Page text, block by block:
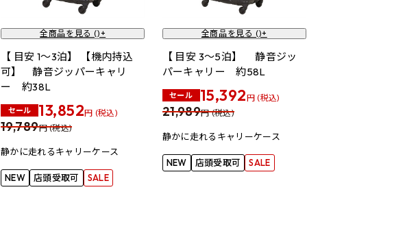
全商品を見る ()+
【 目安 1～3泊】 【機内持込
可】 静音ジッパーキャリ
ー 約38L
セール 13,852円 (税込)
19,789円 (税込)
静かに走れるキャリーケース
NEW 店頭受取可 SALE
全商品を見る ()+
【 目安 3～5泊】 静音ジッ
パーキャリー 約58L
セール 15,392円 (税込)
21,989円 (税込)
静かに走れるキャリーケース
NEW 店頭受取可 SALE